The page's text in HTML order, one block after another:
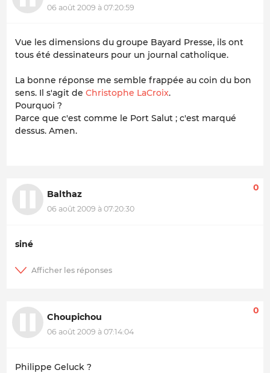
06 août 2009 à 07:20:59
Vue les dimensions du groupe Bayard Presse, ils ont
tous été dessinateurs pour un journal catholique.
La bonne réponse me semble frappée au coin du bon
sens. Il s'agit de Christophe LaCroix.
Pourquoi ?
Parce que c'est comme le Port Salut ; c'est marqué
dessus. Amen.
Balthaz
06 août 2009 à 07:20:30
0
siné
Choupichou
06 août 2009 à 07:14:04
0
Philippe Geluck ?